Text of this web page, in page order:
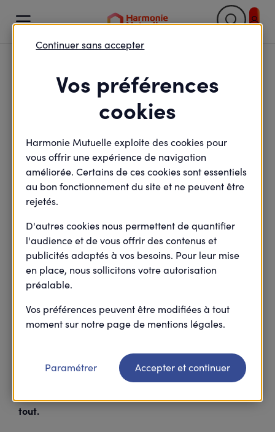

Capital obsèques : une
solution sur-mesure
pour protéger vos
proches
minute(s) de lecture
min de lecture
Mis à jour le18 mars 2025
Un décès est toujours un moment difficile qui peut
parfois laisser les proches dans le désarroi,
notamment lorsqu'ils doivent faire face à de
possibilité d'anticiper ce moment en souscrivant un
capital obsèques. Quel est son intérêt et à quoi sert-
tout.
Vos préférences
cookies
Harmonie Mutuelle exploite des cookies pour
vous offrir une expérience de navigation
améliorée. Certains de ces cookies sont essentiels
au bon fonctionnement du site et ne peuvent être
rejetés.
D'autres cookies nous permettent de quantifier
l'audience et de vous offrir des contenus et
publicités adaptés à vos besoins. Pour leur mise
en place, nous sollicitons votre autorisation
préalable.
Vos préférences peuvent être modifiées à tout
moment sur notre page de mentions légales.
Continuer sans accepter
Paramétrer Accepter et continuer